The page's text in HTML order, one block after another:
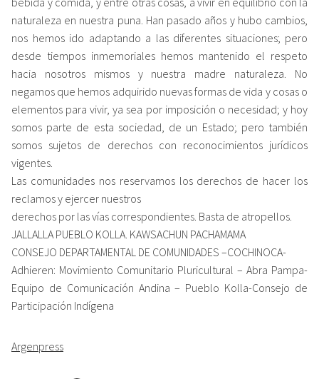
naturaleza en nuestra puna. Han pasado años y hubo cambios,
nos hemos ido adaptando a las diferentes situaciones; pero
desde tiempos inmemoriales hemos mantenido el respeto
hacia nosotros mismos y nuestra madre naturaleza. No
negamos que hemos adquirido nuevas formas de vida y cosas o
elementos para vivir, ya sea por imposición o necesidad; y hoy
somos parte de esta sociedad, de un Estado; pero también
somos sujetos de derechos con reconocimientos jurídicos
vigentes.
Las comunidades nos reservamos los derechos de hacer los
reclamos y ejercer nuestros
derechos por las vías correspondientes. Basta de atropellos.
JALLALLA PUEBLO KOLLA. KAWSACHUN PACHAMAMA
CONSEJO DEPARTAMENTAL DE COMUNIDADES –COCHINOCA-
Adhieren: Movimiento Comunitario Pluricultural – Abra Pampa-
Equipo de Comunicación Andina – Pueblo Kolla-Consejo de
Participación Indígena
Argenpress